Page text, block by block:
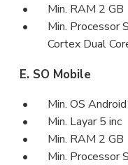
Min. RAM 2 GB
Min. Processor
Cortex Dual
E. SO Mobile
Min. OS
Min. Layar 5 inc
Min. RAM 2 GB
Min. Processor